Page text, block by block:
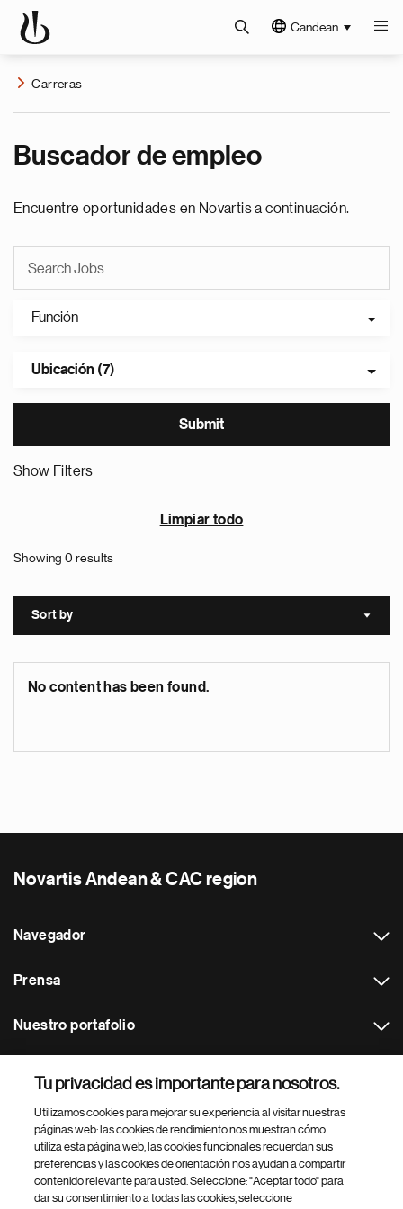
Candean
Carreras
Buscador de empleo
Encuentre oportunidades en Novartis a continuación.
Función
Ubicación (7)
Show Filters
Limpiar todo
Showing 0 results
Sort by Sort
No content has been found.
Novartis Andean & CAC region
Navegador
Prensa
Nuestro portafolio
Footer Site Search
Tu privacidad es importante para nosotros.
Utilizamos cookies para mejorar su experiencia al visitar nuestras
páginas web: las cookies de rendimiento nos muestran cómo
utiliza esta página web, las cookies funcionales recuerdan sus
preferencias y las cookies de orientación nos ayudan a compartir
contenido relevante para usted. Seleccione: "Aceptar todo" para
dar su consentimiento a todas las cookies, seleccione